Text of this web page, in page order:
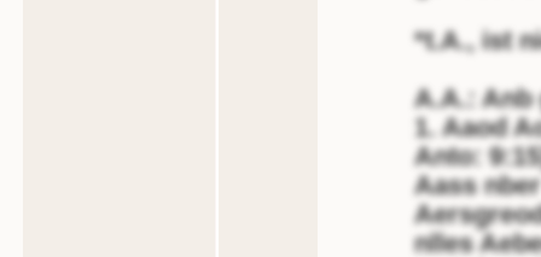
*t.A., ist
A.A.:
1. Aaod
Anto:
Aass
nlles